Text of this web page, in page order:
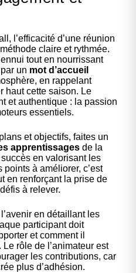
l’efficacité d’une réunion
claire et rythmée.
tout en nourrissant
un mot d’accueil
en rappelant
haut cette saison. Le
et authentique : la passion
essentiels.
et objectifs, faites un
apprentissages de la
en valorisant les
à améliorer, c’est
en renforçant la prise de
à relever.
en détaillant les
participant doit
et comment il
rôle de l’animateur est
les contributions, car
plus d’adhésion.